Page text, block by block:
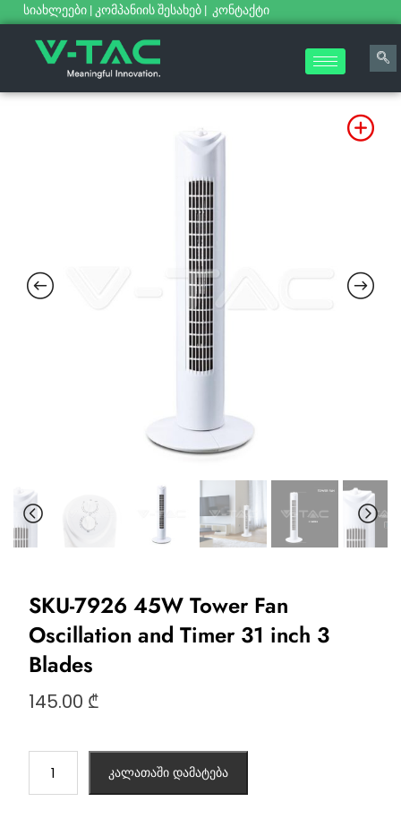
სიახლეები | კომპანიის შესახებ | კონტაქტი
SKU-7926 45W Tower Fan
Oscillation and Timer 31 inch 3
Blades
145.00 ₾
კალათაში დამატება